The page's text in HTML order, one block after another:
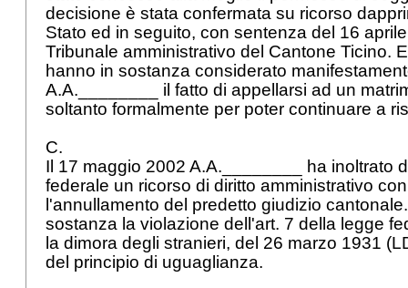
decisione è stata confermata su ricorso
Stato ed in seguito, con sentenza del 16
Tribunale amministrativo del Cantone Ticino.
hanno in sostanza considerato
A.A.________ il fatto di appellarsi ad un
soltanto formalmente per poter continuare a
C.
Il 17 maggio 2002 A.A.________ ha inoltrato
federale un ricorso di diritto amministrativo
l'annullamento del predetto giudizio
sostanza la violazione dell'art. 7 della legge
la dimora degli stranieri, del 26 marzo 1931
del principio di uguaglianza.